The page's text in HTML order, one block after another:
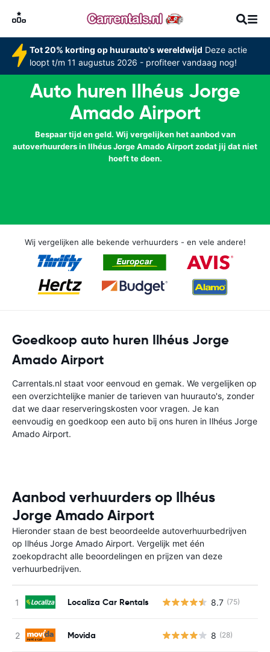
Tot 20% korting op huurauto's wereldwijd Deze actie
loopt t/m 11 augustus 2026 - profiteer vandaag nog!
Auto huren Ilhéus Jorge
Amado Airport
Bespaar tijd en geld. Wij vergelijken het aanbod van
autoverhuurders in Ilhéus Jorge Amado Airport zodat jij dat niet
hoeft te doen.
Wij vergelijken alle bekende verhuurders - en vele andere!
Goedkoop auto huren Ilhéus Jorge
Amado Airport
Carrentals.nl staat voor eenvoud en gemak. We vergelijken op
een overzichtelijke manier de tarieven van huurauto's, zonder
dat we daar reserveringskosten voor vragen. Je kan
eenvoudig en goedkoop een auto bij ons huren in Ilhéus Jorge
Amado Airport.
Aanbod verhuurders op Ilhéus
Jorge Amado Airport
Hieronder staan de best beoordeelde autoverhuurbedrijven
op Ilhéus Jorge Amado Airport. Vergelijk met één
zoekopdracht alle beoordelingen en prijzen van deze
verhuurbedrijven.
Localiza Car Rentals 8.7 (75)
Movida 8 (28)